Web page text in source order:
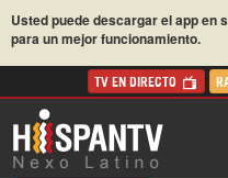
Usted puede descargar el app en
para un mejor funcionamiento.
TV EN DIRECTO